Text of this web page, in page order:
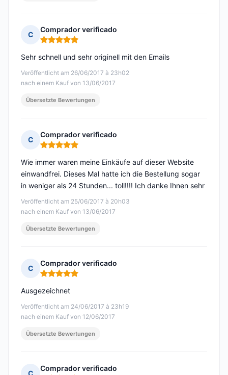
C
Comprador verificado
Hinweis: 5 von 5
Veröffentlicht am 26/06/2017 à 23h02
nach einem Kauf von 13/06/2017
Sehr schnell und sehr originell mit den Emails
Übersetzte Bewertungen
C
Comprador verificado
Hinweis: 5 von 5
Veröffentlicht am 25/06/2017 à 20h03
nach einem Kauf von 13/06/2017
Wie immer waren meine Einkäufe auf dieser Website
einwandfrei. Dieses Mal hatte ich die Bestellung sogar
in weniger als 24 Stunden... toll!!!! Ich danke Ihnen sehr
Übersetzte Bewertungen
C
Comprador verificado
Hinweis: 5 von 5
Veröffentlicht am 24/06/2017 à 23h19
nach einem Kauf von 12/06/2017
Ausgezeichnet
Übersetzte Bewertungen
Comprador verificado